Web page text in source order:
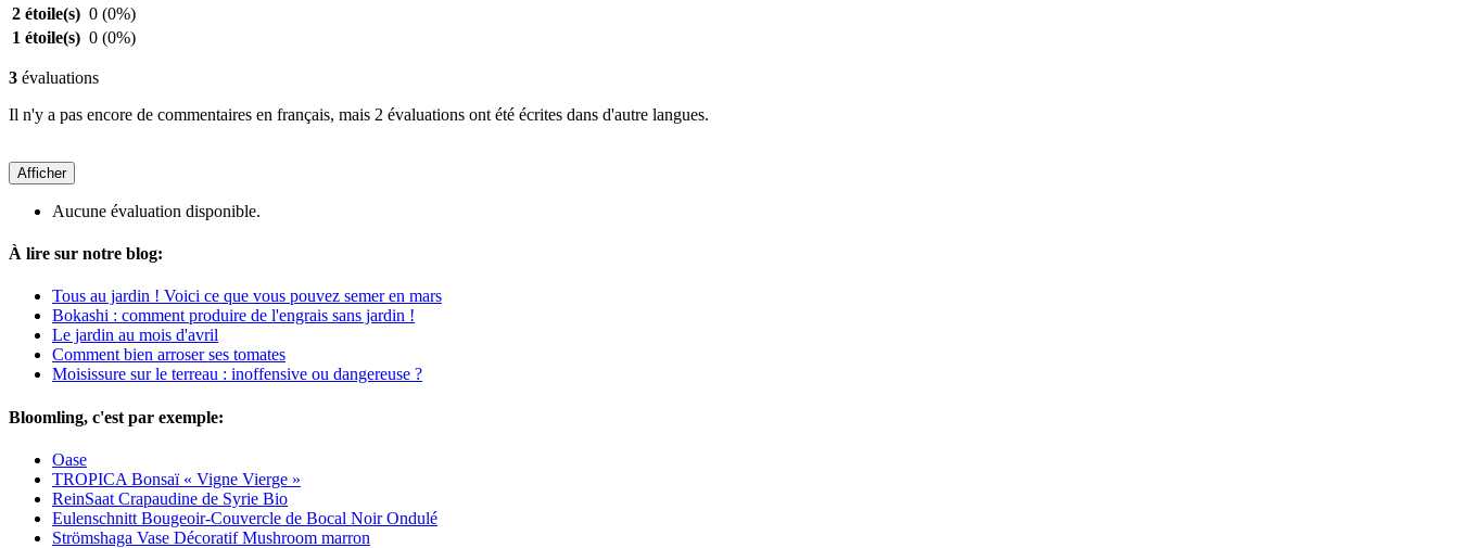
2 étoile(s) 0 (0%)
1 étoile(s) 0 (0%)
3 évaluations
Il n'y a pas encore de commentaires en français, mais 2 évaluations ont été écrites dans d'autre langues.
Afficher
Aucune évaluation disponible.
À lire sur notre blog:
Tous au jardin ! Voici ce que vous pouvez semer en mars
Bokashi : comment produire de l'engrais sans jardin !
Le jardin au mois d'avril
Comment bien arroser ses tomates
Moisissure sur le terreau : inoffensive ou dangereuse ?
Bloomling, c'est par exemple:
Oase
TROPICA Bonsaï « Vigne Vierge »
ReinSaat Crapaudine de Syrie Bio
Eulenschnitt Bougeoir-Couvercle de Bocal Noir Ondulé
Strömshaga Vase Décoratif Mushroom marron